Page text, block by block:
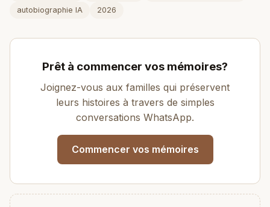
autobiographie IA
2026
Prêt à commencer vos mémoires?
Joignez-vous aux familles qui préservent
leurs histoires à travers de simples
conversations WhatsApp.
Commencer vos mémoires